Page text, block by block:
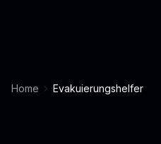
Home Evakuierungshelfer